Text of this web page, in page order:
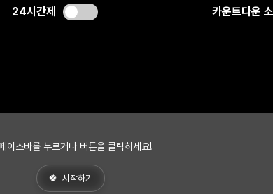
24시간제 카운트다운
이스바를 누르거나 버튼을 클릭하세요!
시작하기